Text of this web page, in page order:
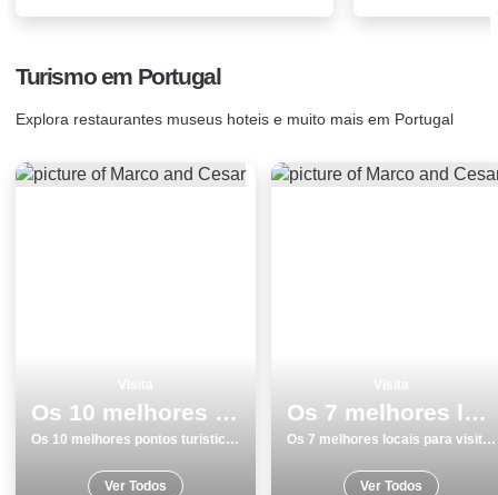
Turismo em Portugal
Explora restaurantes museus hoteis e muito mais em Portugal
Os 10 melhores pontos turisticos e passeios em Museus
Os 10 melhores pontos turisticos e passeios em Museus
Ver Todos
Os 7 melhores locais para visitar em Faro
Os 7 melhores locais para visitar em Faro
Ver Todos